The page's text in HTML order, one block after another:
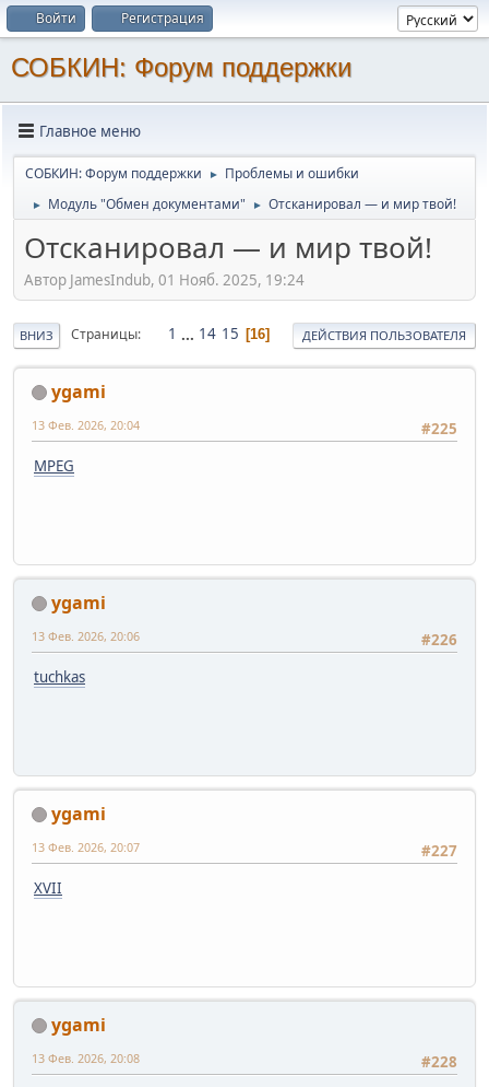
Войти Регистрация
СОБКИН: Форум поддержки
Главное меню
СОБКИН: Форум поддержки ► Проблемы и ошибки
► Модуль "Обмен документами" ► Отсканировал — и мир твой!
Отсканировал — и мир твой!
Автор JamesIndub, 01 Нояб. 2025, 19:24
ВНИЗ Страницы 1 ... 14 15 16 ДЕЙСТВИЯ ПОЛЬЗОВАТЕЛЯ
ygami
#225
13 Фев. 2026, 20:04
MPEG
ygami
#226
13 Фев. 2026, 20:06
tuchkas
ygami
#227
13 Фев. 2026, 20:07
XVII
ygami
#228
13 Фев. 2026, 20:08